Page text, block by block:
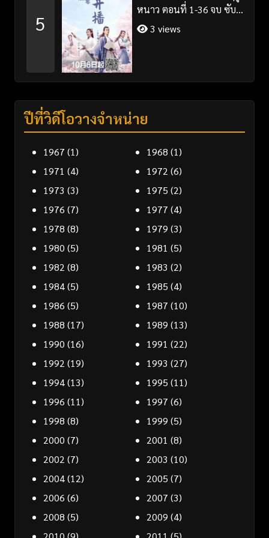
5
หนาว ตอนที่ 1-36 จบ ซับ
ไทย3 views
ปีที่วิดีโอวางจำหน่าย
1967 (1) 1968 (1)
1971 (4) 1972 (6)
1973 (3) 1975 (2)
1976 (7) 1977 (4)
1978 (8) 1979 (3)
1980 (5) 1981 (5)
1982 (8) 1983 (2)
1984(5) 1985 (4)
1986 (5) 1987 (10)
1988 (17) 1989 (13)
1990 (16) 1991 (22)
1992 (19) 1993 (27)
1994(13) 1995 (11)
1996 (11) 1997 (6)
1998 (8) 1999 (5)
2000 (7) 2001 (8)
2002 (7) 2003 (10)
2004(12) 2005 (7)
2006 (6) 2007 (3)
2008 (5) 2009 (4)